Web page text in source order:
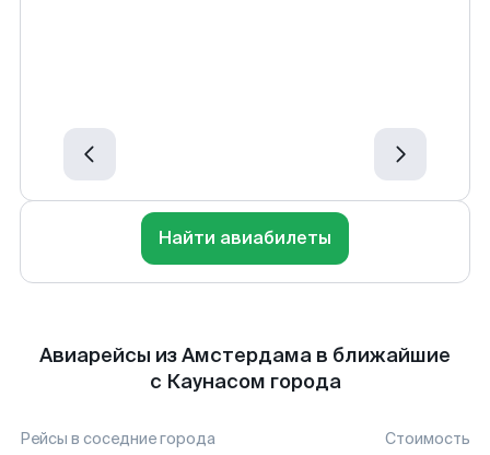
Найти авиабилеты
Авиарейсы из Амстердама в ближайшие
с Каунасом города
Рейсы в соседние города Стоимость